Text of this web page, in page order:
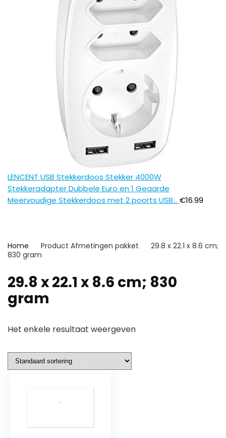
LENCENT USB Stekkerdoos Stekker 4000W
Stekkeradapter Dubbele Euro en 1 Geaarde
Meervoudige Stekkerdoos met 2 poorts USB… €16.99
Home Product Afmetingen pakket
29.8 x 22.1 x 8.6 cm;
830 gram
29.8 x 22.1 x 8.6 cm; 830
gram
Het enkele resultaat weergeven